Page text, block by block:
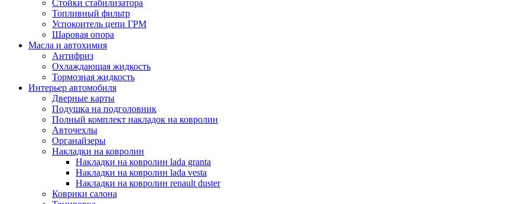
Стойки стабилизатора
Топливный фильтр
Успокоитель цепи ГРМ
Шаровая опора
Масла и автохимия
Антифриз
Охлаждающая жидкость
Тормозная жидкость
Интерьер автомобиля
Дверные карты
Подушка на подголовник
Полный комплект накладок на ковролин
Авточехлы
Органайзеры
Накладки на ковролин
Накладки на ковролин lada granta
Накладки на ковролин lada vesta
Накладки на ковролин renault duster
Коврики салона